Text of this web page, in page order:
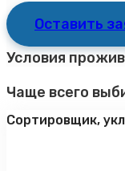
Оставить
Условия
Чаще всего
Сортировщик,